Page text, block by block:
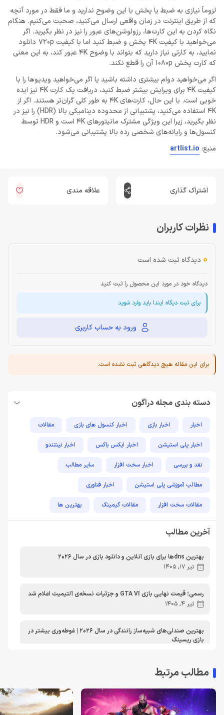
لزوماً نیازی به ضبط یا پخش با این وضوح ندارید و ما فقط در مورد آنچه
که از طریق اینترنت در زمان واقعی ارسال می‌کنید، صحبت می‌کنیم. هنگام
نگاه کردن به این کارت‌ها، رزولوشن‌های عبور را نیز در نظر بگیرید. اگر
می‌خواهید با کیفیت 4K پخش و ضبط کنید اما با کیفیت 720p دانلود
نمایید، به کارتی نیاز دارید که بتواند با وضوح 4K عبور کند، به این معنی
که کارت پخش 1080p آن را قطع نکند.
اگر می‌خواهید دوام بیشتری داشته باشید یا اگر می‌خواهید ویدیوها را با
کیفیت 4K برای ویرایش بیشتر ضبط کنید، دریافت یک کارت 4K نیز ایده
خوبی است. با این حال، کارت‌های 4K به طور کلی گران‌تر هستند. اگر از
4K استفاده می‌کنید، پشتیبانی از محدوده دینامیکی بالا (HDR) را نیز در
نظر بگیرید، زیرا این ویژگی مشترک مانیتورهای 4K است و HDR توسط
کنسول‌ها و رایانه‌های شخصی رده بالا پشتیبانی می‌شود.
منبع: artlist.io
اشتراک گذاری علاقه مندی
نظرات کاربران
0 دیدگاه ثبت شده است
دیدگاه خود در مورد این محصول را ثبت کنید
برای ثبت دیگاه ایندا باید وارد شوید
ورود به حساب کاربری
برای این مقاله هیچ دیدگاهی ثبت نشده است.
دسته بندی مجله دراگون
اخبار اخبار بازی اخبار کنسول های بازی مقالات
اخبار پلی استیشن اخبار ایکس باکس اخبار نینتندو
نقد و بررسی اخبار سخت افزار سایر مطالب
مطالب آموزشی پلی استیشن اخبار فناوری
مقالات سخت افزار مقالات گیمینگ بهترین ها
مطالب آموزشی ایکس باکس
آخرین مطالب
بهترین dnsها برای بازی آنلاین و دانلود بازی در سال 2026
تیر 17, 1405
رسمی؛ قیمت نهایی بازی GTA VI و جزئیات نسخه‌ی آلتیمیت اعلام شد
تیر 4, 1405
بهترین صندلی‌های شبیه‌ساز رانندگی در سال 2026 | غوطه‌وری بیشتر در
بازی ریسینگ
تیر 30, 1404
مطالب مرتبط